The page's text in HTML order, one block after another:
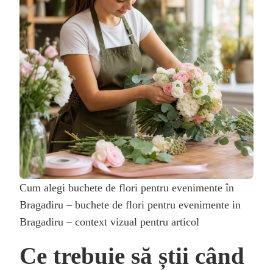
Cum alegi buchete de flori pentru evenimente în
Bragadiru – buchete de flori pentru evenimente in
Bragadiru – context vizual pentru articol
Ce trebuie să știi când